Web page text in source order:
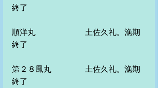
終了
順洋丸　　　　　 　土佐久礼。漁期
終了
第２８鳳丸　　　　 土佐久礼。漁期
終了